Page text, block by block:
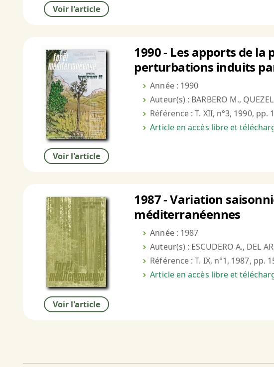
Voir l'article
Voir l'article
1990 - Les apports de
perturbations induits
Année : 1990
Auteur(s) : BARBERO M., QUEZEL
Référence : T. XII, n°3, 1990, pp.
Article en accès libre et
Voir l'article
1987 - Variation
méditerranéennes
Année : 1987
Auteur(s) : ESCUDERO A., DEL
Référence : T. IX, n°1, 1987, pp.
Article en accès libre et